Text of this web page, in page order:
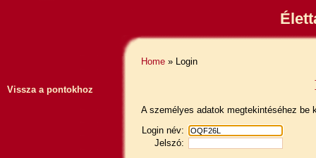
Vissza a pontokhoz
Home » Login
A személyes adatok megtekintéséhez be
Login név:
Jelszó: